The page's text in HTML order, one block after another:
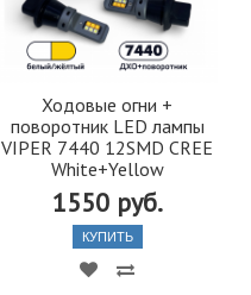
Ходовые огни +
поворотник LED лампы
VIPER 7440 12SMD CREE
White+Yellow
1550 руб.
КУПИТЬ